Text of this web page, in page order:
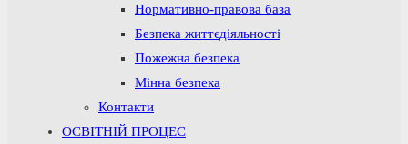
Нормативно-правова база
Безпека життєдіяльності
Пожежна безпека
Мінна безпека
Контакти
ОСВІТНІЙ ПРОЦЕС